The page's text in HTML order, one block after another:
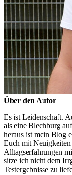
Über den Autor
Es ist Leidenschaft.
als eine Blechburg
heraus ist mein Blog
Euch mit
Alltagserfahrungen
sitze ich nicht dem
Testergebnisse zu